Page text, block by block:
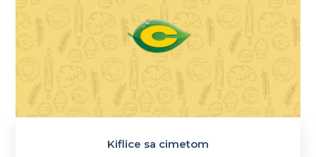
Kiflice sa cimetom